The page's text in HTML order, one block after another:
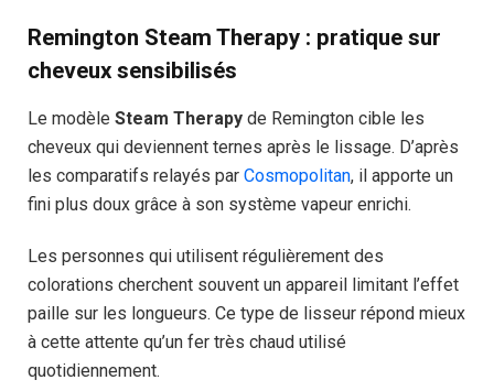
Remington Steam Therapy : pratique sur
cheveux sensibilisés
Le modèle Steam Therapy de Remington cible les
cheveux qui deviennent ternes après le lissage. D’après
les comparatifs relayés par Cosmopolitan, il apporte un
fini plus doux grâce à son système vapeur enrichi.
Les personnes qui utilisent régulièrement des
colorations cherchent souvent un appareil limitant l’effet
paille sur les longueurs. Ce type de lisseur répond mieux
à cette attente qu’un fer très chaud utilisé
quotidiennement.